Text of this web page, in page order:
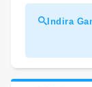
Indira